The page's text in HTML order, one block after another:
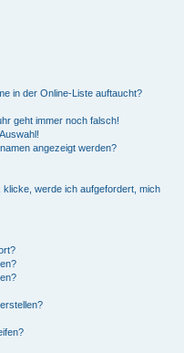
in der Online-Liste auftaucht?
geht immer noch falsch!
angezeigt werden?
werde ich aufgefordert, mich